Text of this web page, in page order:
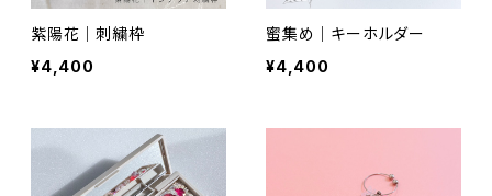
紫陽花｜刺繍枠
¥4,400
蜜集め｜キーホルダー
¥4,400